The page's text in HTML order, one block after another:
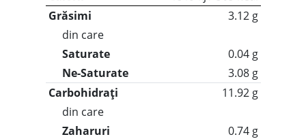
Grăsimi
3.12 g
din care
Saturate
0.04 g
Ne-Saturate
3.08 g
Carbohidrați
11.92 g
din care
Zaharuri
0.74 g